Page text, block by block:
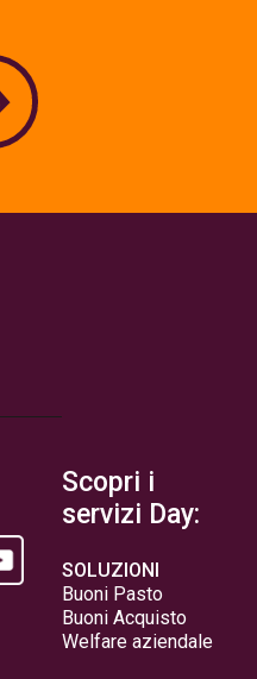
Scopri i
servizi Day:
SOLUZIONI
Buoni Pasto
Buoni Acquisto
Welfare aziendale